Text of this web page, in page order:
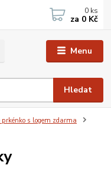
Menu
Hledat
0 ks
za 0 Kč
prkénko s logem zdarma